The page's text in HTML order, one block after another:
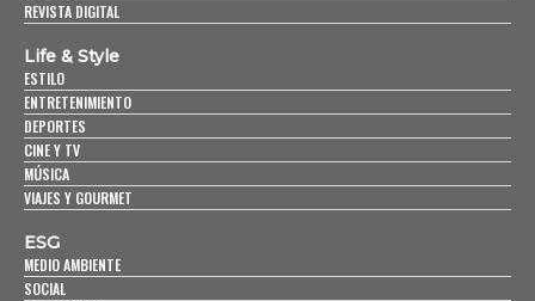
REVISTA DIGITAL
Life & Style
ESTILO
ENTRETENIMIENTO
DEPORTES
CINE Y TV
MÚSICA
VIAJES Y GOURMET
ESG
MEDIO AMBIENTE
SOCIAL